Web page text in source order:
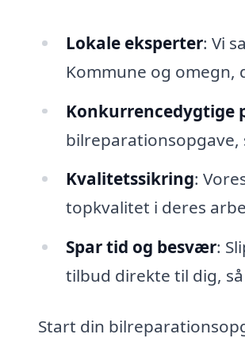
Lokale eksperter: Vi
Kommune og omegn,
Konkurrencedygtige
bilreparationsopgave,
Kvalitetssikring:
topkvalitet i deres
Spar tid og besvær:
tilbud direkte til dig,
Start din